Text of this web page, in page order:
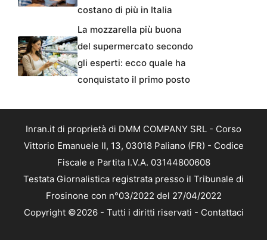
costano di più in Italia
La mozzarella più buona
del supermercato secondo
gli esperti: ecco quale ha
conquistato il primo posto
Inran.it di proprietà di DMM COMPANY SRL - Corso
Vittorio Emanuele II, 13, 03018 Paliano (FR) - Codice
Fiscale e Partita I.V.A. 03144800608
Testata Giornalistica registrata presso il Tribunale di
Frosinone con n°03/2022 del 27/04/2022
Copyright ©2026 - Tutti i diritti riservati - Contattaci